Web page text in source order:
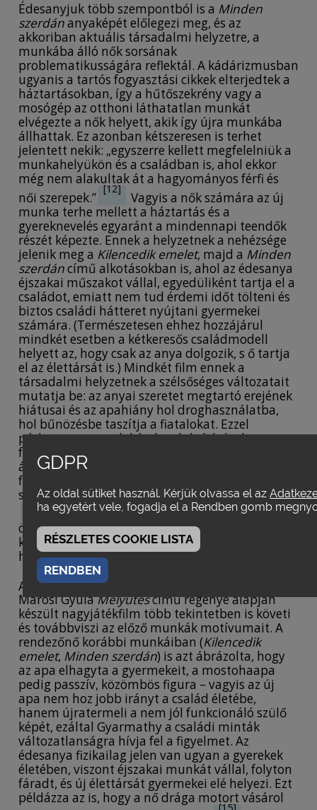
Édesanyjuk több szempontból is a Minden
szerdánanyaképét előlegezi meg, és az
akkoriban aktuális társadalmi helyzetre, a
munkába álló nők sorsának
problematikusságára reflektál. A kádárizmusban
ugyanis a tartós fogyasztási cikkek elterjedtek a
háztartásokban, így a hűtőszekrény vagy a
mosógép az otthoni láthatatlan munkát
elvégezte a nők helyett, akik így újra munkába
állhattak. Ez azonban kétszeresen is terhet
jelentett nekik: „egyszerre kellett megfelelniük a
munkahelyükön és a családban is, ahol ekkor
még nem alakultak át a hagyományos férfi és
női szerepek.”
[12]
Vagyis a nők számára az új
munka terhe mellett a háztartás és a
gyereknevelés egyaránt a mindennapi teendők
részét képezte. Ennek a helyzetnek a nehézsége
jelenik meg a Kilencedik emelet, majd a Minden
szerdáncímű alkotásokban is, ahol az édesanya
éjszakai műszakot vállal, egyedüliként tartja el a
családot, emiatt nem tud érdemi időt tölteni és
biztos családi hátteret nyújtani gyermekei
számára. (Természetesen ehhez hozzájárul
mindkét esetben a kétkeresős családmodell
helyett az, hogy csak az anya dolgozik, s ő tartja
el az élettársát is.) Mindkét film ennek a
társadalmi helyzetnek a szélsőséges változatait
mutatja be: az anyai szeretet megtartó erejének
hiátusai és az apahiány hol droghasználatba,
hol bűnözésbe taszítja a fiatalokat. Ezzel
párhuzamosan a lakótelepek építésével nem
feltétlenül a kádárizmussal beköszöntött jólét
ábrázolódik – a szűkös tér a családi konfliktusok
felizzása mellett közvetetten a válások
számának korabeli drasztikus emelkedéséhez
[13]
is hozzájárulhatott. Mindezek a rendszer
önlegitimációját jelentő életszínvonal-emelés
kompromisszumainak ellentmondásosságára
hívják fel a figyelmet.
A
Minden szerdán
Marosi GyulaMélyütéscímű regénye alapján
készült nagyjátékfilm több tekintetben is követi
és továbbviszi az előző munkák motívumait. A
rendezőnő korábbi munkáiban (Kilencedik
emelet, Minden szerdán) is azt ábrázolta, hogy
az apa elhagyta a gyermekeit, a mostohaapa
pedig passzív, közömbös figura – vagyis az új
apa nem hoz jobb irányt a család életébe,
hanem újratermeli a nem jól funkcionáló szülő
képét, ezáltal Gyarmathy a családi minták
változatlanságra hívja fel a figyelmet. Az
édesanya fizikailag jelen van ugyan a gyerekek
életében, viszont éjszakai munkát vállal, folyton
fáradt, és új élettársát gyermekei elé helyezi. Ezt
példázza az is, hogy a nő drága motort vásárol
GDPR
Az oldal sütiket használ. Kérjük olvassa el az
ha egyetért vele, fogadja el a Rendben gomb
RÉSZLETES COOKIE LISTA
RENDBEN